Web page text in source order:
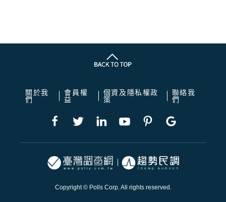
關於我
們
會員權
益
個資及隱私權政
策
聯絡我
們
Copyright © Polls Corp. All rights reserved.